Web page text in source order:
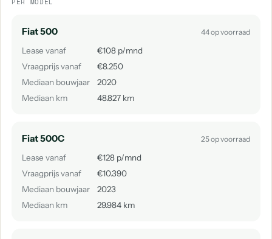
Fiat 500 44 op voorraad
Lease vanaf
€108 p/mnd
Vraagprijs vanaf
€8.250
Mediaan bouwjaar
2020
Mediaan km
48.827 km
Fiat 500C 25 op voorraad
Lease vanaf
€128 p/mnd
Vraagprijs vanaf
€10.390
Mediaan bouwjaar
2023
Mediaan km
29.984 km